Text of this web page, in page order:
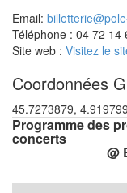
Email:
Téléphone : 04 72 14
Site web : Visitez le
Coordonnées
45.7273879,
Programme des
concerts
@